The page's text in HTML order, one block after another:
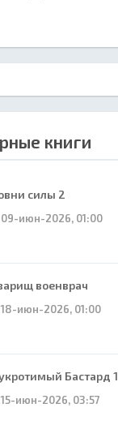
книги
силы 2
09-июн-2026, 01:00
военврач
18-июн-2026, 01:00
Бастард 1
15-июн-2026, 03:57